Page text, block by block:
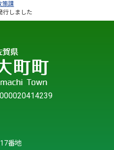
策課
行しました
番地